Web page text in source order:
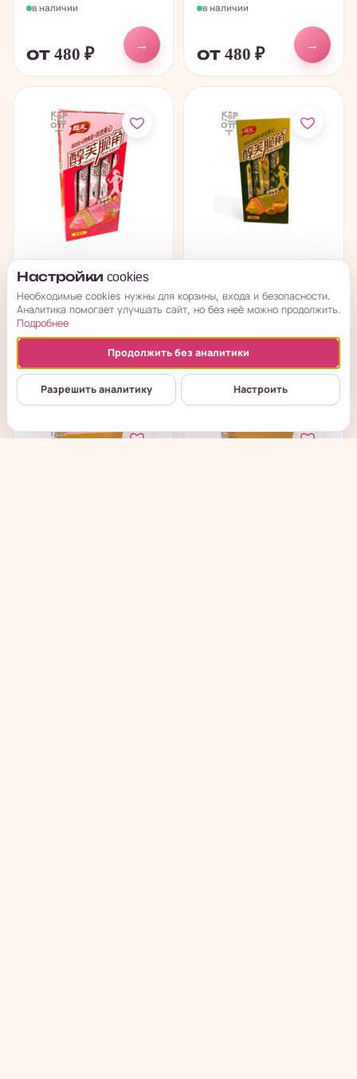
в наличии
от 480 ₽
→
в наличии
от 480 ₽
→
Chunfu Crisp Angle
Cakes - Хрустящее
злаковое...
в наличии
от 480₽
→
злаковое...
от 480₽
Настройки cookies
Необходимые cookies нужны для корзины, входа и безопасности.
Аналитика помогает улучшать сайт, но без неё можно продолжить.
Подробнее
Продолжить без аналитики
Разрешить аналитику Настроить